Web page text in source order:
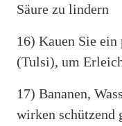
Säure zu lindern
16) Kauen Sie
(Tulsi), um
17) Bananen,
wirken schützend